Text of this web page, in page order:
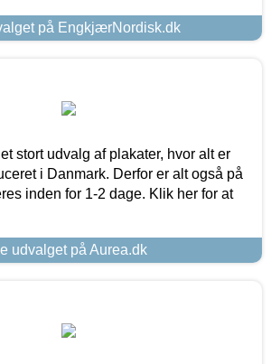
på EngkjærNordisk.dk
stort udvalg af plakater, hvor alt er
i Danmark. Derfor er alt også på
inden for 1-2 dage. Klik her for at
udvalget på Aurea.dk